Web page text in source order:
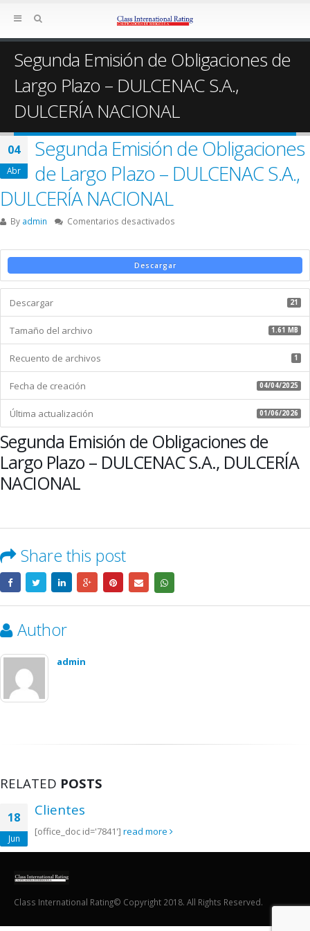
Segunda Emisión de Obligaciones de
Largo Plazo – DULCENAC S.A.,
DULCERÍA NACIONAL
04
Abr
Segunda Emisión de Obligaciones
de Largo Plazo – DULCENAC S.A.,
DULCERÍA NACIONAL
By admin Comentarios desactivados
Emisión
de
Obligaciones
de
Plazo
DULCENAC
DULCERÍA
Descargar
Descargar 21
Tamaño del archivo 1.61 MB
Recuento de archivos 1
Fecha de creación 04/04/2025
Última actualización 01/06/2026
Segunda Emisión de Obligaciones de
Largo Plazo – DULCENAC S.A., DULCERÍA
NACIONAL
Share this post
Author
admin
RELATED POSTS
18
Jun
Clientes
[office_doc id='7841'] read more
Class International Rating© Copyright 2018. All Rights Reserved.